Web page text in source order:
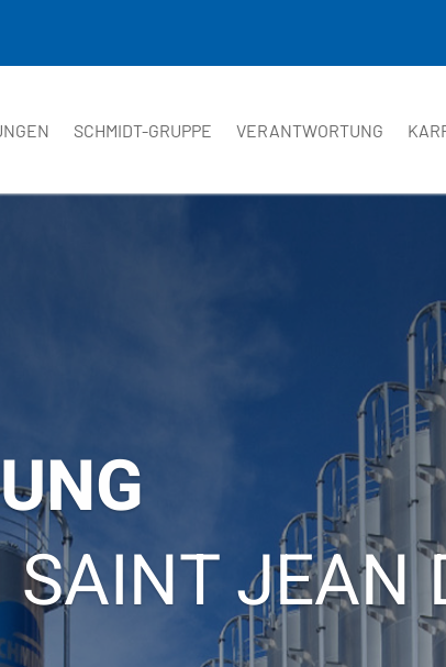
SCHMIDT-GRUPPE VERANTWORTUNG
SAINT JEAN